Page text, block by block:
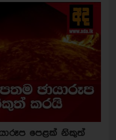
පෙළක් නිකුත්